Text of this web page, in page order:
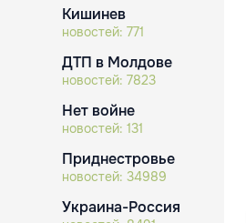
Кишинев
новостей: 771
ДТП в Молдове
новостей: 7823
Нет войне
новостей: 131
Приднестровье
новостей: 34989
Украина-Россия